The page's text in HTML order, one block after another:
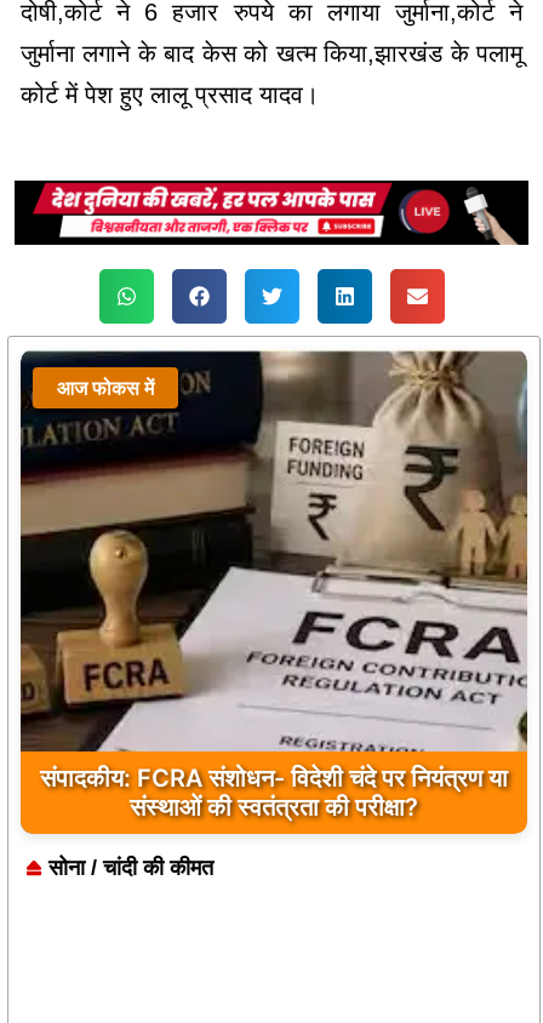
दोषी,कोर्ट ने 6 हजार रुपये का लगाया जुर्माना,कोर्ट ने
जुर्माना लगाने के बाद केस को खत्म किया,झारखंड के पलामू
कोर्ट में पेश हुए लालू प्रसाद यादव।
आज फोकस में
संपादकीय: FCRA संशोधन- विदेशी चंदे पर नियंत्रण या
संस्थाओं की स्वतंत्रता की परीक्षा?
आज फोकस में
बांकीपुर में PK की बड़ी जीत, बीजेपी के किले में जनसुराज
की दस्तक
सोना / चांदी की कीमत